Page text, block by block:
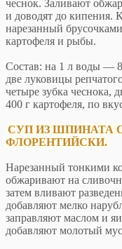
чеснок. Заливают
и доводят до кипения.
нарезанный
картофеля и рыбы.
Состав: на 1 л воды —
две луковицы
четыре зубка чеснока,
400 г картофеля, по
СУП ИЗ ШПИНАТА
ФЛОРЕНТИЙСКИ.
Нарезанный тонкими
обжаривают на
затем вливают
добавляют мелко
заправляют маслом и
добавляют молотый